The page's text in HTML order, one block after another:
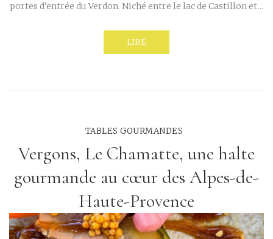
portes d’entrée du Verdon. Niché entre le lac de Castillon et…
LIRE
TABLES GOURMANDES
Vergons, Le Chamatte, une halte
gourmande au cœur des Alpes-de-
Haute-Provence